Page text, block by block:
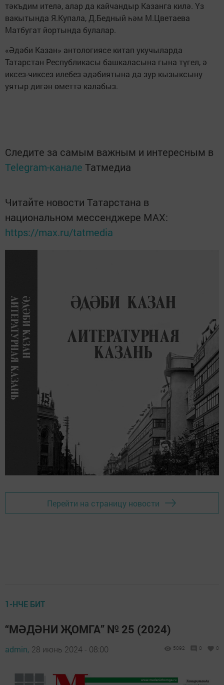
тәкъдим ителә, алар да кайчандыр Казанга килә. Үз
вакытында Я.Купала, Д.Бедный һәм М.Цветаева
Матбугат йортында булалар.
«Әдәби Казан» антологиясе китап укучыларда
Татарстан Респуб­ликасы башкаласына гына түгел, ә
иксез-чиксез илебез әдәбиятына да зур кызыксыну
уятыр дигән өметтә калабыз.
Следите за самым важным и интересным в
Telegram-канале Татмедиа
Читайте новости Татарстана в
национальном мессенджере MАХ:
https://max.ru/tatmedia
Перейти на страницу новости
1-НЧЕ БИТ
“МӘДӘНИ ҖОМГА” № 25 (2024)
admin, 28 июнь 2024 - 08:00 5092 0 0